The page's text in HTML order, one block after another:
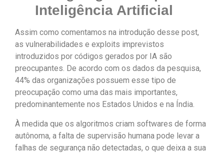
Inteligência Artificial
Assim como comentamos na introdução desse post,
as vulnerabilidades e exploits imprevistos
introduzidos por códigos gerados por IA são
preocupantes. De acordo com os dados da pesquisa,
44% das organizações possuem esse tipo de
preocupação como uma das mais importantes,
predominantemente nos Estados Unidos e na Índia.
À medida que os algoritmos criam softwares de forma
autônoma, a falta de supervisão humana pode levar a
falhas de segurança não detectadas, o que deixa a sua